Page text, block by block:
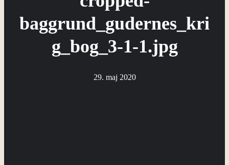
baggrund_gudernes_kri
g_bog_3-1-1.jpg
29. maj 2020